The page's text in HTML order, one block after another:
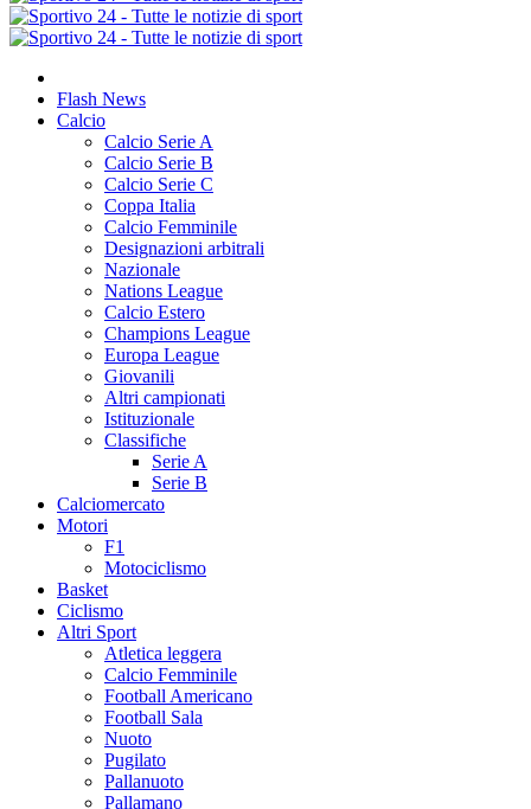
Flash News
Calcio
Calcio Serie A
Calcio Serie B
Calcio Serie C
Coppa Italia
Calcio Femminile
Designazioni arbitrali
Nazionale
Nations League
Calcio Estero
Champions League
Europa League
Giovanili
Altri campionati
Istituzionale
Classifiche
Serie A
Serie B
Calciomercato
Motori
F1
Motociclismo
Basket
Ciclismo
Altri Sport
Atletica leggera
Calcio Femminile
Football Americano
Football Sala
Nuoto
Pugilato
Pallanuoto
Pallamano